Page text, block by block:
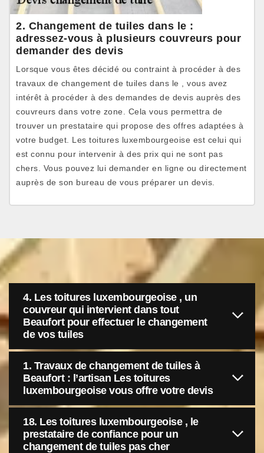
2. Changement de tuiles dans le :
adressez-vous à plusieurs couvreurs pour
demander des devis
Lorsque vous êtes décidé ou contraint à procéder à des
travaux de changement de tuiles dans le , vous avez
intérêt à procéder à des demandes de devis auprès des
couvreurs dans votre zone. Cela vous permettra de
trouver un prestataire qui propose des offres adaptées à
votre budget. Les toitures luxembourgeoise est celui qui
est connu pour intervenir à des prix qui ne sont pas
chers. Vous pouvez lui demander en ligne ou directement
auprès de son bureau de vous préparer un devis.
4. Les toitures luxembourgeoise , un
couvreur qui intervient dans tout
Beaufort pour effectuer le changement
de vos tuiles
1. Travaux de changement de tuiles à
Beaufort : l’artisan Les toitures
luxembourgeoise vous offre votre devis
18. Les toitures luxembourgeoise , le
prestataire de confiance pour un
changement de tuiles pas cher